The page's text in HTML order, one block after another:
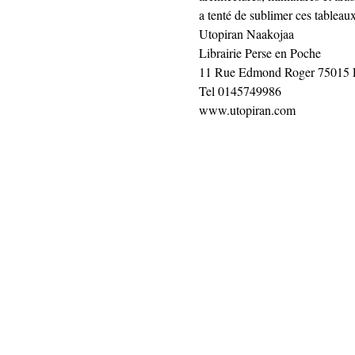
a tenté de sublimer ces
Utopiran Naakojaa
Librairie Perse en Poche
11 Rue Edmond Roger 75015
Tel 0145749986
www.utopiran.com